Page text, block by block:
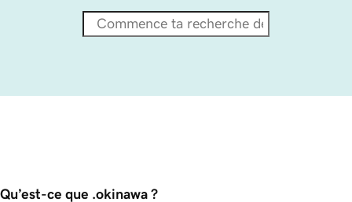
Qu’est-ce que .okinawa ?